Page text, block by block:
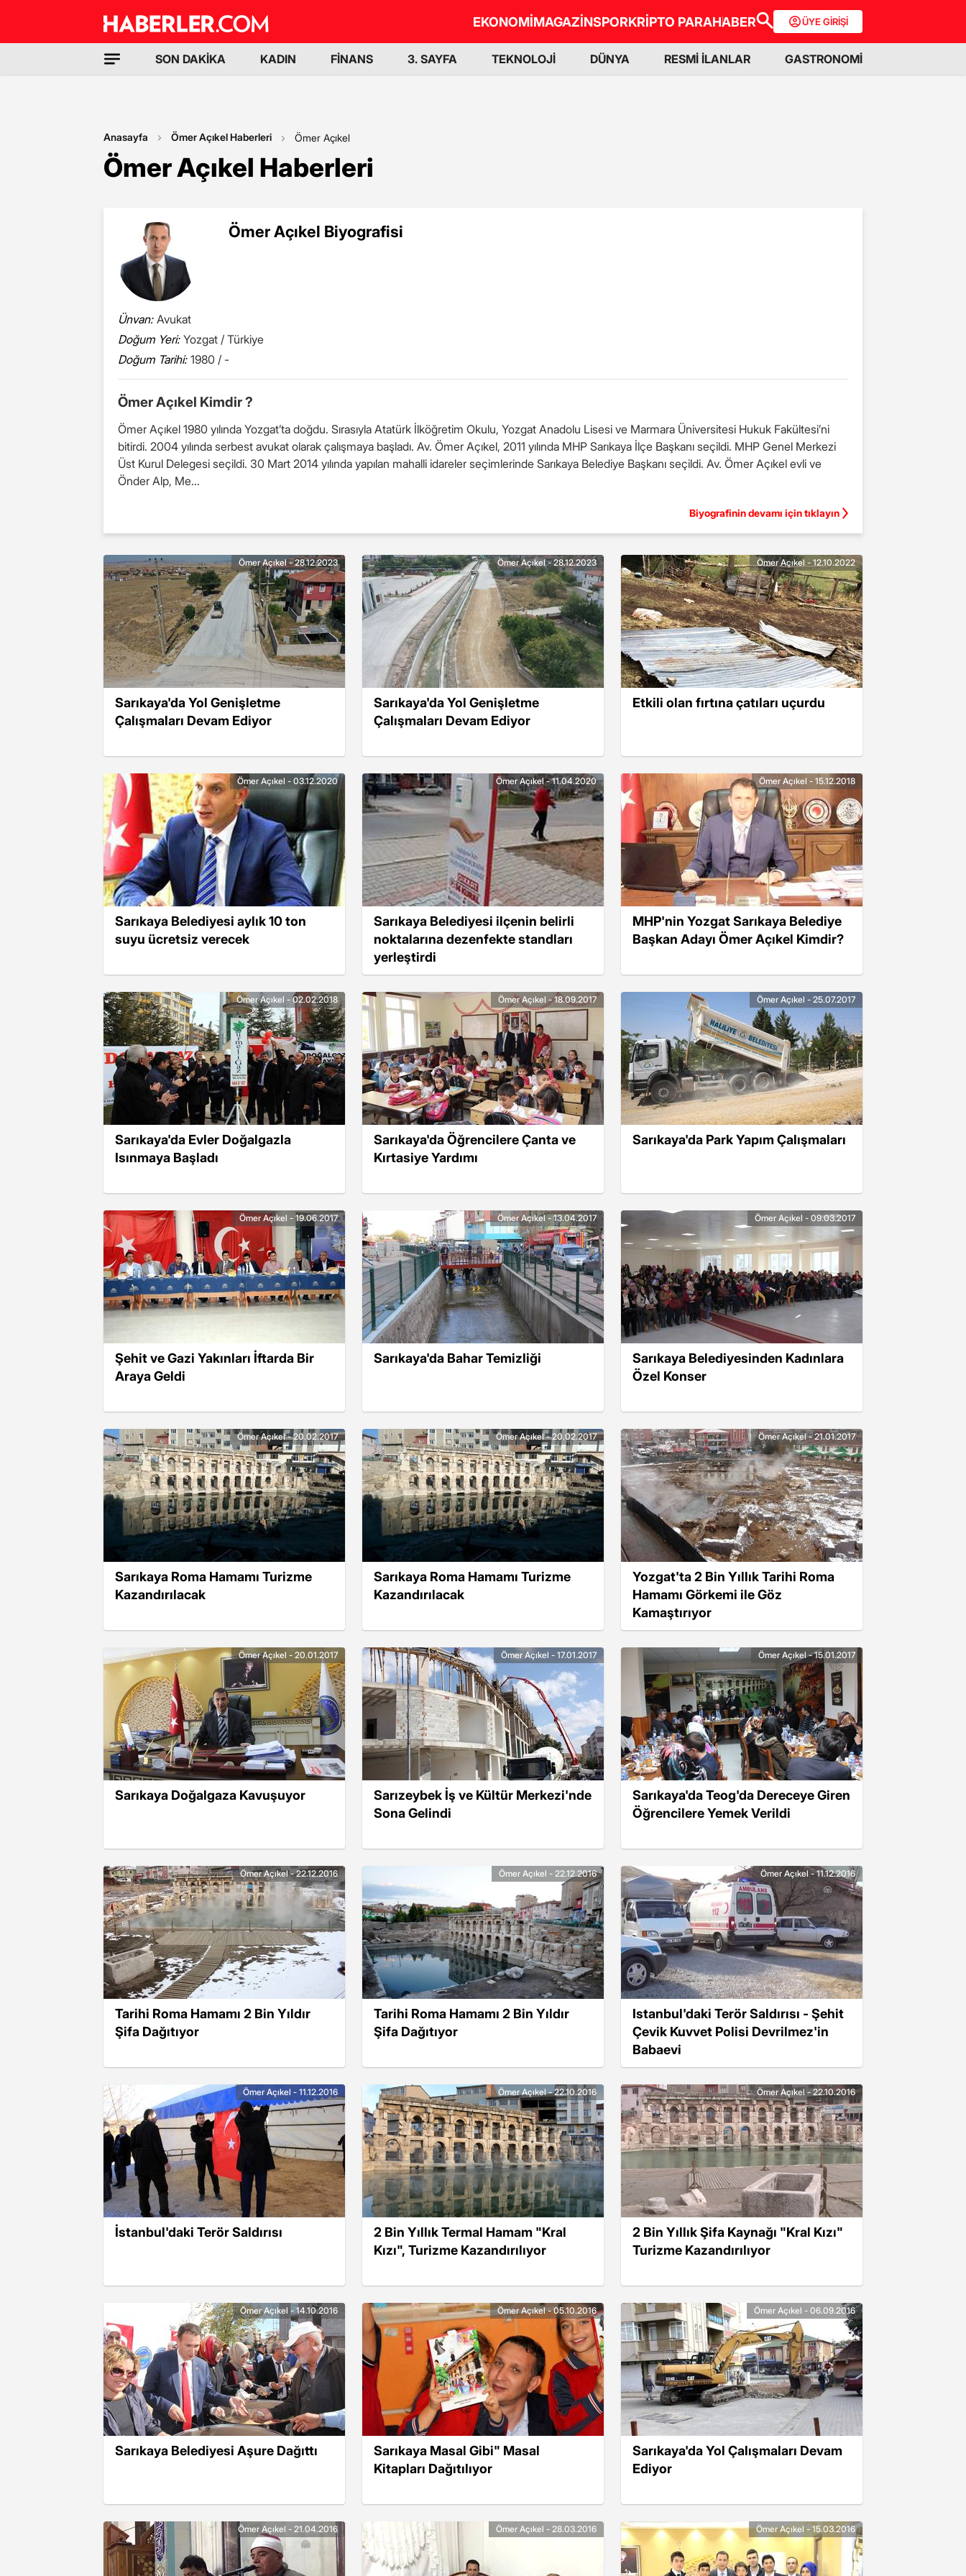
EKONOMİMAGAZİNSPORKRİPTO PARAHABER ÜYE GİRİŞİ
SON DAKİKA KADIN FİNANS 3. SAYFA TEKNOLOJİ DÜNYA RESMİ İLANLAR GASTRONOMİ
Anasayfa Ömer Açıkel Haberleri Ömer Açıkel
Ömer Açıkel Haberleri
Ömer Açıkel Biyografisi
Ünvan: Avukat
Doğum Yeri: Yozgat / Türkiye
Doğum Tarihi: 1980 / -
Ömer Açıkel Kimdir ?
Ömer Açıkel 1980 yılında Yozgat’ta doğdu. Sırasıyla Atatürk İlköğretim Okulu, Yozgat Anadolu Lisesi ve Marmara Üniversitesi Hukuk Fakültesi’ni
bitirdi. 2004 yılında serbest avukat olarak çalışmaya başladı. Av. Ömer Açıkel, 2011 yılında MHP Sarıkaya İlçe Başkanı seçildi. MHP Genel Merkezi
Üst Kurul Delegesi seçildi. 30 Mart 2014 yılında yapılan mahalli idareler seçimlerinde Sarıkaya Belediye Başkanı seçildi. Av. Ömer Açıkel evli ve
Önder Alp, Me...
Biyografinin devamı için tıklayın
Sarıkaya'da Yol Genişletme
Çalışmaları Devam Ediyor
Ömer Açıkel - 28.12.2023
Sarıkaya'da Yol Genişletme
Çalışmaları Devam Ediyor
Ömer Açıkel - 28.12.2023
Etkili olan fırtına çatıları uçurdu
Ömer Açıkel - 12.10.2022
Sarıkaya Belediyesi aylık 10 ton
suyu ücretsiz verecek
Ömer Açıkel - 03.12.2020
Sarıkaya Belediyesi ilçenin belirli
noktalarına dezenfekte standları
yerleştirdi
Ömer Açıkel - 11.04.2020
MHP'nin Yozgat Sarıkaya Belediye
Başkan Adayı Ömer Açıkel Kimdir?
Ömer Açıkel - 15.12.2018
Sarıkaya'da Evler Doğalgazla
Isınmaya Başladı
Ömer Açıkel - 02.02.2018
Sarıkaya'da Öğrencilere Çanta ve
Kırtasiye Yardımı
Ömer Açıkel - 18.09.2017
Sarıkaya'da Park Yapım Çalışmaları
Ömer Açıkel - 25.07.2017
Şehit ve Gazi Yakınları İftarda Bir
Araya Geldi
Ömer Açıkel - 19.06.2017
Sarıkaya'da Bahar Temizliği
Ömer Açıkel - 13.04.2017
Sarıkaya Belediyesinden Kadınlara
Özel Konser
Ömer Açıkel - 09.03.2017
Sarıkaya Roma Hamamı Turizme
Kazandırılacak
Ömer Açıkel - 20.02.2017
Sarıkaya Roma Hamamı Turizme
Kazandırılacak
Ömer Açıkel - 20.02.2017
Yozgat'ta 2 Bin Yıllık Tarihi Roma
Hamamı Görkemi ile Göz
Kamaştırıyor
Ömer Açıkel - 21.01.2017
Sarıkaya Doğalgaza Kavuşuyor
Ömer Açıkel - 20.01.2017
Sarızeybek İş ve Kültür Merkezi'nde
Sona Gelindi
Ömer Açıkel - 17.01.2017
Sarıkaya'da Teog'da Dereceye Giren
Öğrencilere Yemek Verildi
Ömer Açıkel - 15.01.2017
Tarihi Roma Hamamı 2 Bin Yıldır
Şifa Dağıtıyor
Ömer Açıkel - 22.12.2016
Tarihi Roma Hamamı 2 Bin Yıldır
Şifa Dağıtıyor
Ömer Açıkel - 22.12.2016
Istanbul'daki Terör Saldırısı - Şehit
Çevik Kuvvet Polisi Devrilmez'in
Babaevi
Ömer Açıkel - 11.12.2016
İstanbul'daki Terör Saldırısı
Ömer Açıkel - 11.12.2016
2 Bin Yıllık Termal Hamam "Kral
Kızı", Turizme Kazandırılıyor
Ömer Açıkel - 22.10.2016
2 Bin Yıllık Şifa Kaynağı "Kral Kızı"
Turizme Kazandırılıyor
Ömer Açıkel - 22.10.2016
Sarıkaya Belediyesi Aşure Dağıttı
Ömer Açıkel - 14.10.2016
Sarıkaya Masal Gibi" Masal
Kitapları Dağıtılıyor
Ömer Açıkel - 05.10.2016
Sarıkaya'da Yol Çalışmaları Devam
Ediyor
Ömer Açıkel - 06.09.2016
Ömer Açıkel - 21.04.2016 Ömer Açıkel - 28.03.2016 Ömer Açıkel - 15.03.2016